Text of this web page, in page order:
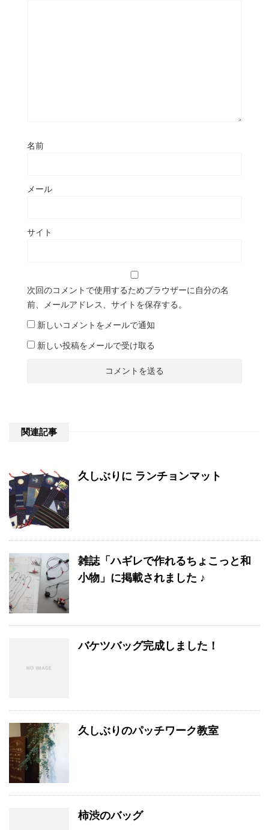
名前
メール
サイト
次回のコメントで使用するためブラウザーに自分の名
前、メールアドレス、サイトを保存する。
新しいコメントをメールで通知
新しい投稿をメールで受け取る
関連記事
久しぶりに ランチョンマット
雑誌「ハギレで作れるちょこっと和
小物」に掲載されました ♪
バケツバッグ完成しました！
久しぶりのパッチワーク教室
柿渋のバッグ